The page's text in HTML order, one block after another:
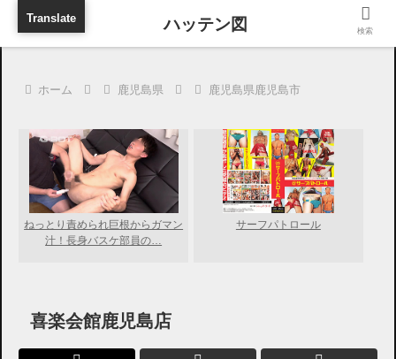
旅行に出張に待ち合わせに
ホーム 鹿児島県 鹿児島県鹿児島市
ねっとり責められ巨根からガマン
汁！長身バスケ部員の…
サーフパトロール
喜楽会館鹿児島店
検索
Translate